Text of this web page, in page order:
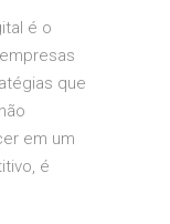
é o
que
em um
é